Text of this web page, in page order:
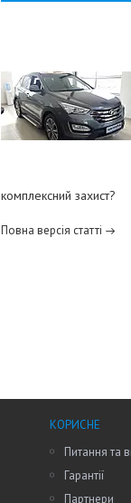
комплексний захист?
Повна версія статті
КОРИСНЕ
Питання та
Гарантії
Партнери